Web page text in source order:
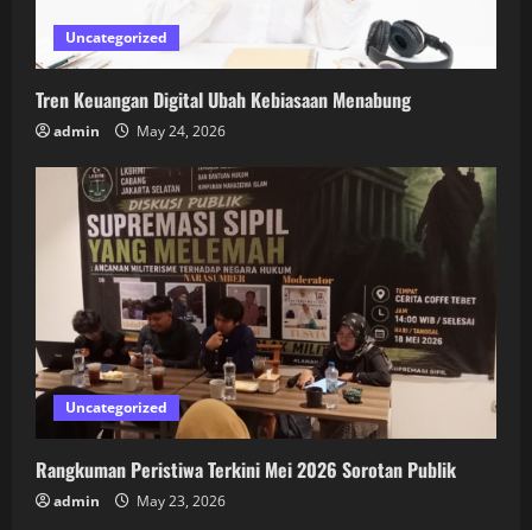
Uncategorized
Tren Keuangan Digital Ubah Kebiasaan Menabung
admin May 24, 2026
Uncategorized
Rangkuman Peristiwa Terkini Mei 2026 Sorotan Publik
admin May 23, 2026